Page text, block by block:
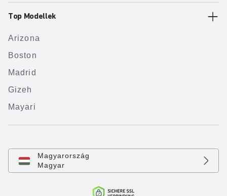
Top Modellek
Arizona
Boston
Madrid
Gizeh
Mayari
Magyarország
Magyar